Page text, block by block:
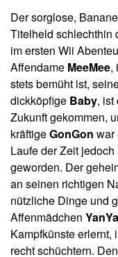
Das muss
haben
Schafft ihr es durch
ganze noch einmal
anderen Perspektive
diesen Augenblick
wie das Replay bei
gelungene oder
Speicher oder auf
könnt ihr sie später
nochmal genießen.
innerhalb einer Level
euch die Insel noch